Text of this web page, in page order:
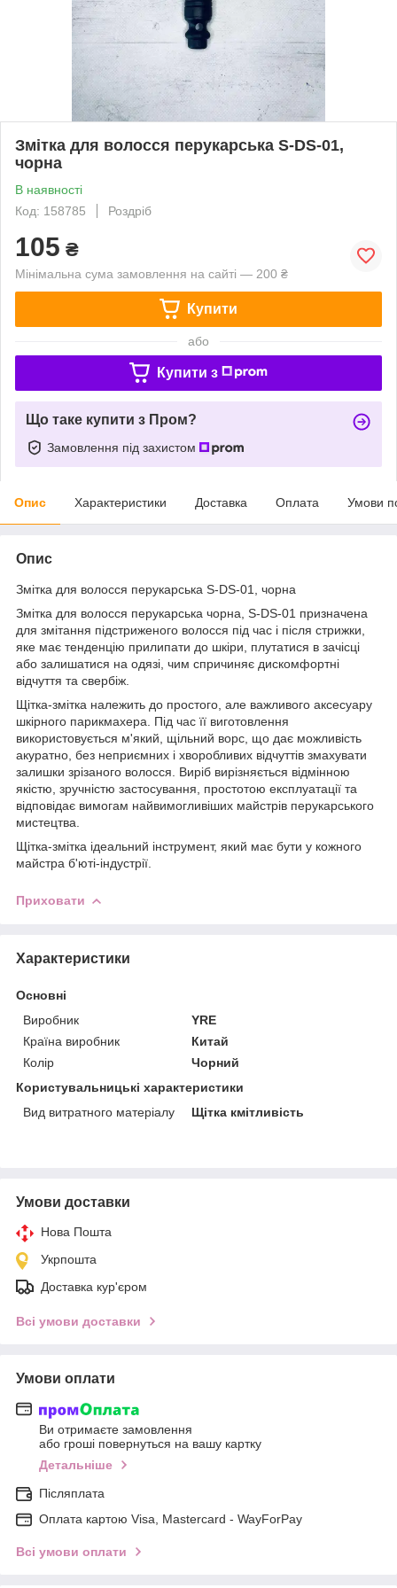
Змітка для волосся перукарська S-DS-01,
чорна
В наявності
Код: 158785
Роздріб
105 ₴
Мінімальна сума замовлення на сайті — 200 ₴
Купити
або
Купити з
Що таке купити з Пром?
Замовлення під захистом
Опис Характеристики Доставка Оплата Умови
Опис
Змітка для волосся перукарська S-DS-01, чорна
Змітка для волосся перукарська чорна, S-DS-01 призначена
для змітання підстриженого волосся під час і після стрижки,
яке має тенденцію прилипати до шкіри, плутатися в зачісці
або залишатися на одязі, чим спричиняє дискомфортні
відчуття та свербіж.
Щітка-змітка належить до простого, але важливого аксесуару
шкірного парикмахера. Під час її виготовлення
використовується м'який, щільний ворс, що дає можливість
акуратно, без неприємних і хворобливих відчуттів змахувати
залишки зрізаного волосся. Виріб вирізняється відмінною
якістю, зручністю застосування, простотою експлуатації та
відповідає вимогам найвимогливіших майстрів перукарського
мистецтва.
Щітка-змітка ідеальний інструмент, який має бути у кожного
майстра б'юті-індустрії.
Приховати
Характеристики
Основні
Виробник
YRE
Країна виробник
Китай
Колір
Чорний
Користувальницькі характеристики
Вид витратного матеріалу
Щітка кмітливість
Умови доставки
Нова Пошта
Укрпошта
Доставка кур'єром
Всі умови доставки
Умови оплати
Ви отримаєте замовлення
або гроші повернуться на вашу картку
Детальніше
Післяплата
Оплата картою Visa, Mastercard - WayForPay
Всі умови оплати